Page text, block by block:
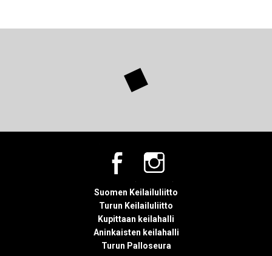
Suomen Keilailuliitto
Turun Keilailuliitto
Kupittaan keilahalli
Aninkaisten keilahalli
Turun Palloseura